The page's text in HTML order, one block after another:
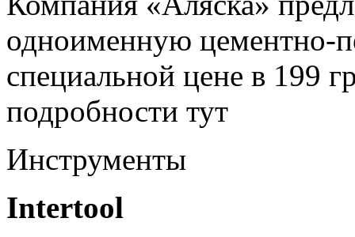
одноименную цементно-
специальной цене в 199
подробности тут
Инструменты
Intertool